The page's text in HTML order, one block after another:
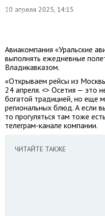
10 апреля 2025, 14:15
Валерий
Авиакомпания «Уральские
выполнять ежедневные
Владикавказом.
«Открываем рейсы из
24 апреля. <> Осетия — это
богатой традицией, но еще
региональных блюд. А если
то прогуляться там тоже
телеграм-канале компании.
ЧИТАЙТЕ ТАКЖЕ